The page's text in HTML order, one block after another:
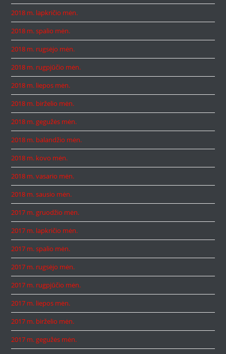
2018 m. lapkričio mėn.
2018 m. spalio mėn.
2018 m. rugsėjo mėn.
2018 m. rugpjūčio mėn.
2018 m. liepos mėn.
2018 m. birželio mėn.
2018 m. gegužės mėn.
2018 m. balandžio mėn.
2018 m. kovo mėn.
2018 m. vasario mėn.
2018 m. sausio mėn.
2017 m. gruodžio mėn.
2017 m. lapkričio mėn.
2017 m. spalio mėn.
2017 m. rugsėjo mėn.
2017 m. rugpjūčio mėn.
2017 m. liepos mėn.
2017 m. birželio mėn.
2017 m. gegužės mėn.